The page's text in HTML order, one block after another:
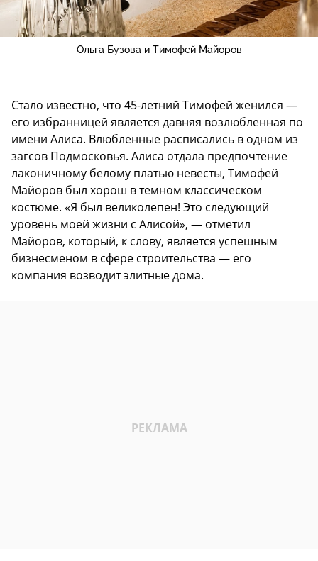
Ольга Бузова и Тимофей Майоров
Стало известно, что 45-летний Тимофей женился —
его избранницей является давняя возлюбленная по
имени Алиса. Влюбленные расписались в одном из
загсов Подмосковья. Алиса отдала предпочтение
лаконичному белому платью невесты, Тимофей
Майоров был хорош в темном классическом
костюме. «Я был великолепен! Это следующий
уровень моей жизни с Алисой», — отметил
Майоров, который, к слову, является успешным
бизнесменом в сфере строительства — его
компания возводит элитные дома.